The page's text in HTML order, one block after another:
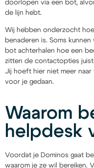
doorlopen via een bot,
de lijn hebt.
Wij hebben onderzocht
benaderen is. Soms
bot achterhalen hoe een
zitten de contactopties
Jij hoeft hier niet meer
voor je gedaan.
Waarom
helpdesk
Voordat je Dominos gaat
waarom je ze wil bereiken.